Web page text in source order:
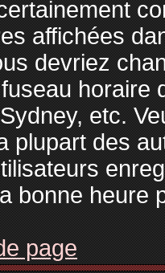
affichées
devriez
horaire
etc.
plupart des
bonne heure
page